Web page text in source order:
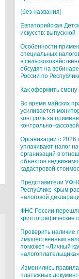
(без названия)
Евпаторийская
искусств:
Особенности
специальных
в
обсудят на
России по
Как оформить
Во время майских
усиливается
контроль за
контрольно-
Организации с 2026
уплачивают налог
организаций в
объектов
кадастровой
Представители
Республике Крым
налоговой
ФНС России
криптографические
Проверить наличие
имущественным
поможет «Личный
налогоплательщика»
Изменились
платежных